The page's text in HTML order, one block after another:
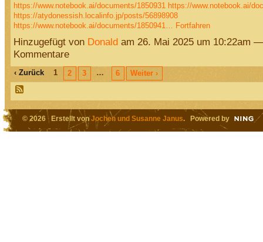
https://www.notebook.ai/documents/1850931 https://www.notebook.ai/
https://atydonessish.localinfo.jp/posts/56898908
https://www.notebook.ai/documents/1850941…
Fortfahren
Hinzugefügt von Donaldam 26. Mai 2025 um 10:22am
Kommentare
‹ Zurück 1 2 3 … 6 Weiter ›
© 2026 Erstellt vonJochen und Susanne Janus. Powered by